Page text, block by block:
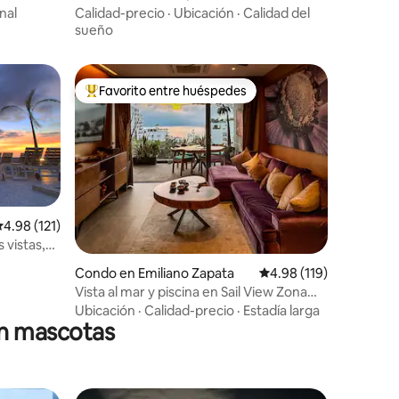
Calidad-precio · Ubicación · Calidad del
sueño
promedio: 4.98 de 5, 121 reseñas
4.98 (121)
vistas,
Favorito entre huéspedes preferido
Favorito entre huéspedes
Condo en Emiliano Zapata Calificación promedio:
4.98 (119)
Vista al mar y piscina en Sail View Zona
Romántica
Ubicación · Calidad-precio · Estadía larga
mascotas